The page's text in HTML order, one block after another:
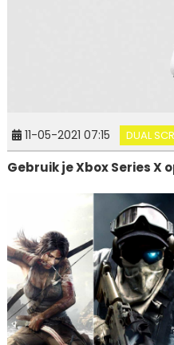
11-05-2021 07:15 DUAL
Gebruik je Xbox Series X